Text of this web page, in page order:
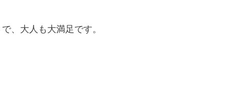
、大人も大満足です。